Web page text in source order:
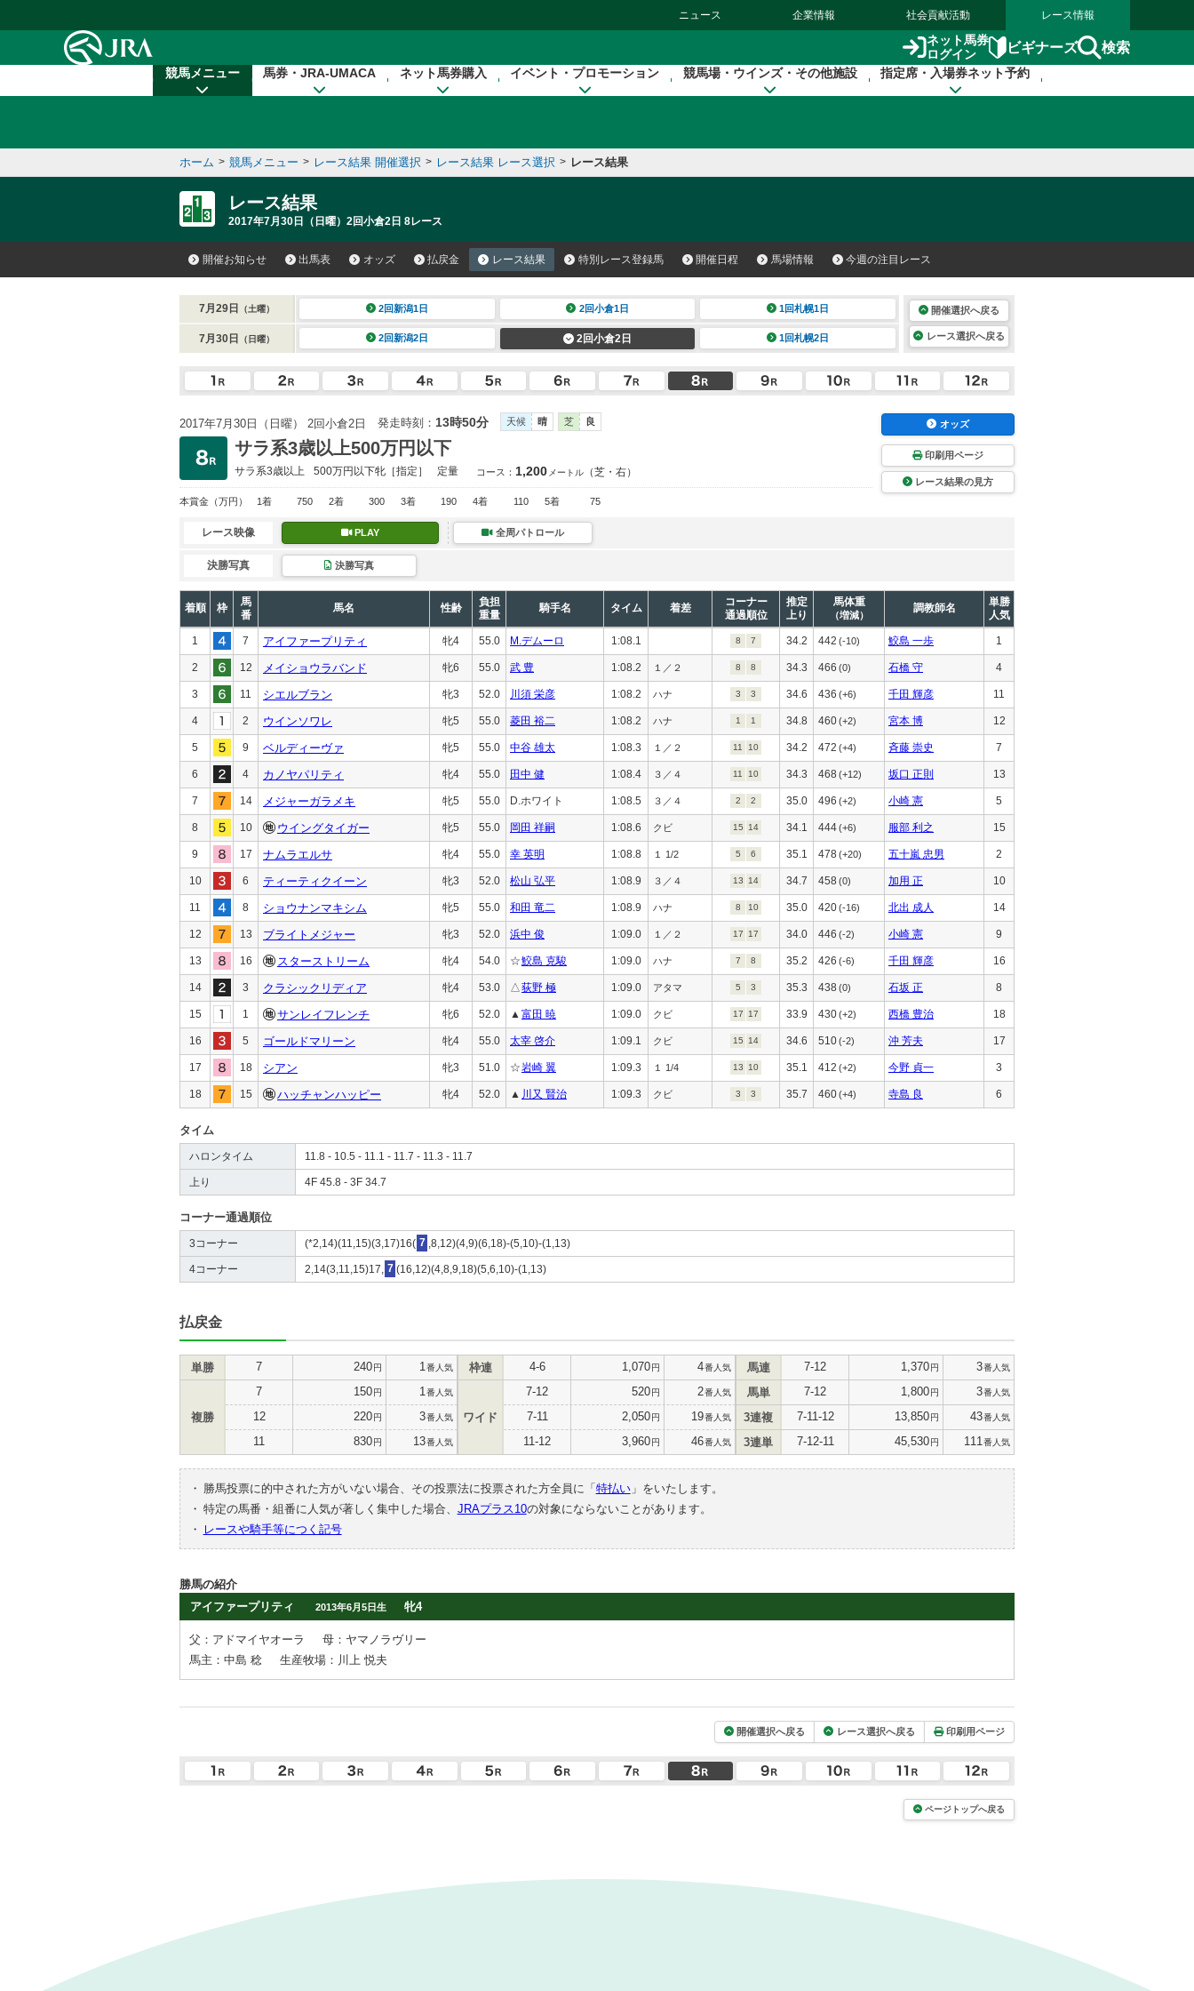
ニュース 企業情報 社会貢献活動 レース情報
ネット馬券
ログイン
ビギナーズ 検索
競馬メニュー 馬券・JRA-UMACA ネット馬券購入 イベント・プロモーション 競馬場・ウインズ・その他施設 指定席・入場券ネット予約
ホーム > 競馬メニュー > レース結果 開催選択 > レース結果 レース選択 > レース結果
レース結果
2017年7月30日（日曜）2回小倉2日 8レース
開催お知らせ 出馬表 オッズ 払戻金 レース結果 特別レース登録馬 開催日程 馬場情報 今週の注目レース
7月29日 （土曜） 2回新潟1日 2回小倉1日 1回札幌1日
7月30日 （日曜） 2回新潟2日 2回小倉2日 1回札幌2日
開催選択へ戻る
レース選択へ戻る
2017年7月30日（日曜） 2回小倉2日 発走時刻： 13時50分 天候 晴 芝 良
サラ系3歳以上500万円以下
サラ系3歳以上 500万円以下牝［指定］ 定量 コース： 1,200 メートル （芝・右）
本賞金 （万円） 1着 750 2着 300 3着 190 4着 110 5着 75
オッズ
印刷用ページ
レース結果の見方
レース映像 PLAY 全周パトロール
決勝写真 決勝写真
着順 枠
馬
番
馬名 性齢
負担
重量
騎手名 タイム 着差
コーナー
通過順位
推定
上り
馬体重
（増減）
調教師名
単勝
人気
1 7 アイファープリティ 牝4 55.0 M.デムーロ 1:08.1 8 7 34.2 442 (-10) 鮫島 一歩 1
2 12 メイショウラバンド 牝6 55.0 武 豊 1:08.2 １／２ 8 8 34.3 466 (0) 石橋 守 4
3 11 シエルブラン 牝3 52.0 川須 栄彦 1:08.2 ハナ 3 3 34.6 436 (+6) 千田 輝彦 11
4 2 ウインソワレ 牝5 55.0 菱田 裕二 1:08.2 ハナ 1 1 34.8 460(+2) 宮本 博 12
5 9 ベルディーヴァ 牝5 55.0 中谷 雄太 1:08.3 １／２ 11 10 34.2 472 (+4) 斉藤 崇史 7
6 4 カノヤパリティ 牝4 55.0 田中 健 1:08.4 ３／４ 11 10 34.3 468 (+12) 坂口 正則 13
7 14 メジャーガラメキ 牝5 55.0 D.ホワイト 1:08.5 ３／４ 2 2 35.0 496 (+2) 小崎 憲 5
8 10 ウイングタイガー 牝5 55.0 岡田 祥嗣 1:08.6 クビ 15 14 34.1 444(+6) 服部 利之 15
9 17 ナムラエルサ 牝4 55.0 幸 英明 1:08.8 １ 1/2 5 6 35.1 478(+20) 五十嵐 忠男 2
10 6 ティーティクイーン 牝3 52.0 松山 弘平 1:08.9 ３／４ 13 14 34.7 458 (0) 加用 正 10
11 8 ショウナンマキシム 牝5 55.0 和田 竜二 1:08.9 ハナ 8 10 35.0 420(-16) 北出 成人 14
12 13 ブライトメジャー 牝3 52.0 浜中 俊 1:09.0 １／２ 17 17 34.0 446 (-2) 小崎 憲 9
13 16 スターストリーム 牝4 54.0 ☆鮫島 克駿 1:09.0 ハナ 7 8 35.2 426 (-6) 千田 輝彦 16
14 3 クラシックリディア 牝4 53.0 △荻野 極 1:09.0 アタマ 5 3 35.3 438 (0) 石坂 正 8
15 1 サンレイフレンチ 牝6 52.0 ▲ 富田 暁 1:09.0 クビ 17 17 33.9 430(+2) 西橋 豊治 18
16 5 ゴールドマリーン 牝4 55.0 太宰 啓介 1:09.1 クビ 15 14 34.6 510(-2) 沖 芳夫 17
17 18 シアン 牝3 51.0 ☆岩崎 翼 1:09.3 １ 1/4 13 10 35.1 412 (+2) 今野 貞一 3
18 15 ハッチャンハッピー 牝4 52.0 ▲ 川又 賢治 1:09.3 クビ 3 3 35.7 460(+4) 寺島 良 6
タイム
ハロンタイム 11.8 - 10.5 - 11.1 - 11.7 - 11.3 - 11.7
上り 4F 45.8 - 3F 34.7
コーナー通過順位
3コーナー (*2,14)(11,15)(3,17)16( 7 ,8,12)(4,9)(6,18)-(5,10)-(1,13)
4コーナー 2,14(3,11,15)17, 7 (16,12)(4,8,9,18)(5,6,10)-(1,13)
払戻金
単勝 7 240円 1 番人気
複勝
7 150円 1 番人気
12 220円 3番人気
11 830円 13番人気
枠連 4-6 1,070円 4番人気
ワイド
7-12 520円 2番人気
7-11 2,050円 19番人気
11-12 3,960円 46番人気
馬連 7-12 1,370円 3番人気
馬単 7-12 1,800円 3番人気
3連複 7-11-12 13,850円 43番人気
3連単 7-12-11 45,530円 111 番人気
・ 勝馬投票に的中された方がいない場合、その投票法に投票された方全員に「 特払い」をいたします。
・ 特定の馬番・組番に人気が著しく集中した場合、 JRAプラス10の対象にならないことがあります。
・
レースや騎手等につく記号
勝馬の紹介
アイファープリティ
2013年6月5日生 牝4
父：アドマイヤオーラ
母：ヤマノラヴリー
馬主：中島 稔
生産牧場：川上 悦夫
開催選択へ戻る レース選択へ戻る 印刷用ページ
ページトップへ戻る